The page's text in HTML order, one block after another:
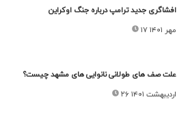
افشاگری جدید ترامپ درباره جنگ اوکراین
۱۷ مهر ۱۴۰۱
علت صف های طولانی نانوایی های مشهد چیست؟
۲۶ اردیبهشت ۱۴۰۱